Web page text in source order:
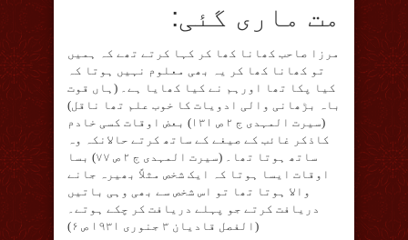
مت ماری گئی:
مرزا صاحب کھانا کھا کر کہا کرتے تھے کہ ہمیں
تو کھانا کھا کر یہ بھی معلوم نہیں ہوتا کہ
کیا پکا تھا اورہم نے کیا کھایا ہے۔ (ہاں قوت
باہ بڑھانی والی ادویات کا خوب علم تھا ناقل)
(سیرت المہدی ج ۲ ص ۱۳۱) بعض اوقات کسی خادم
کاذکر غائب کے صیغے کے ساتھ کرتے حالانکہ وہ
ساتھ ہوتا تھا۔ (سیرت المہدی ج ۲ ص ۷۷) بسا
اوقات ایسا ہوتا کہ ایک شخص مثلاً بھیرہ جانے
والا ہوتا تھا تو اس شخص سے بھی وہی باتیں
دریافت کرتے جو پہلے دریافت کر چکے ہوتے۔
(الفصل قادیان ۳ جنوری ۱۹۳۱ ص ۶)